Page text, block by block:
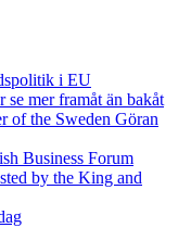
i EU
se mer framåt än bakåt
of the Sweden Göran
Business Forum
by the King and